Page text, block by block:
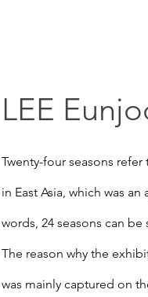
LEE
Twenty-four seasons
in East Asia, which was
words, 24 seasons can
The reason why the
was mainly captured on